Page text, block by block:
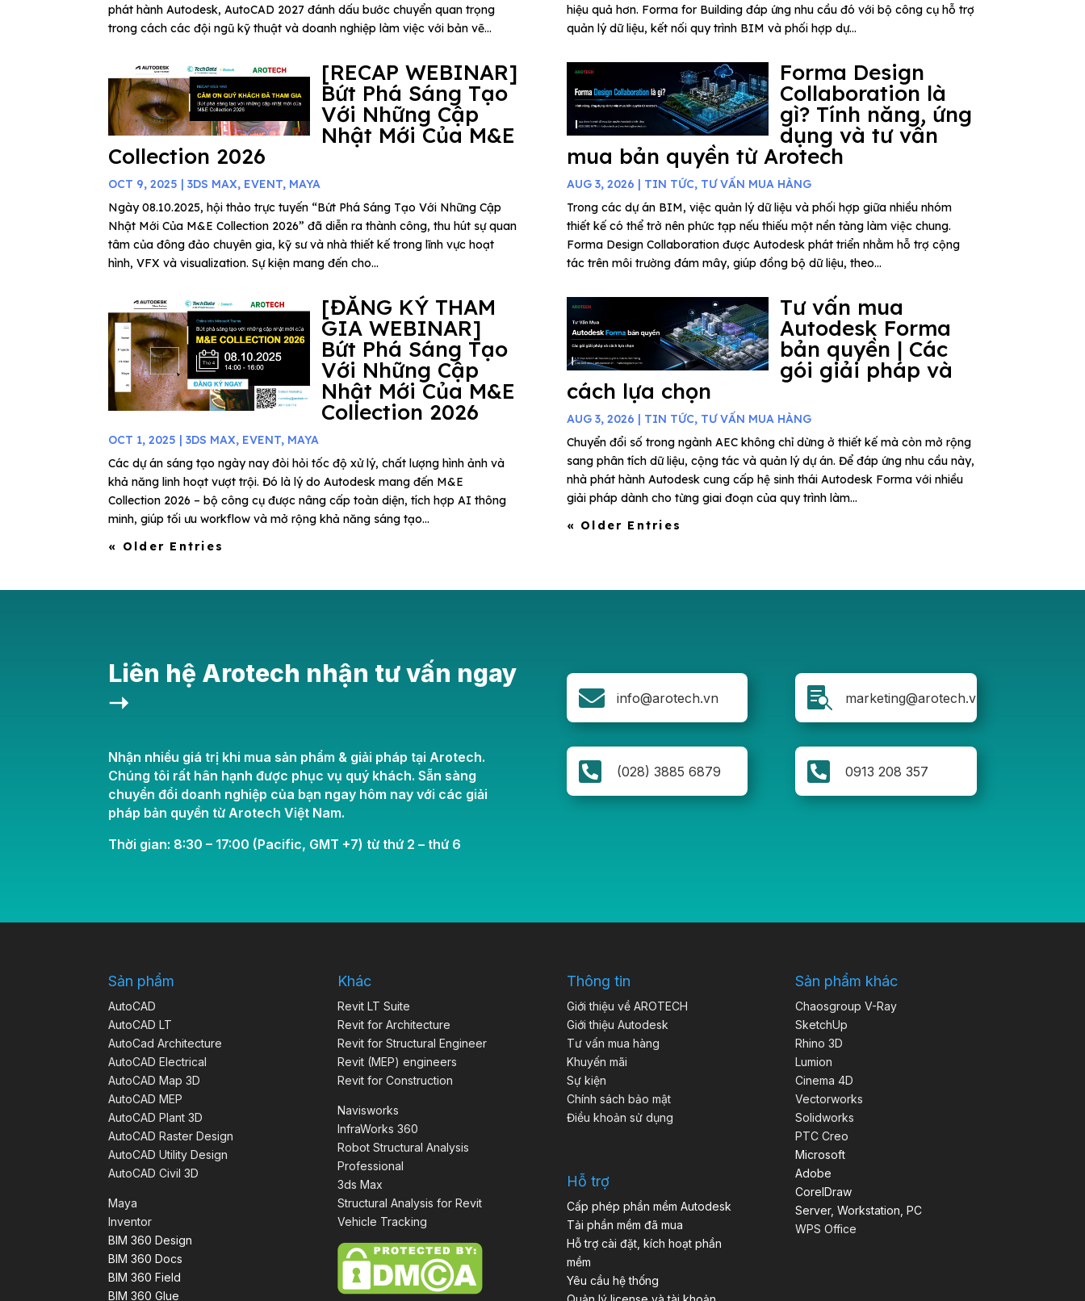
phát hành Autodesk, AutoCAD 2027 đánh dấu bước chuyển quan trọng
trong cách các đội ngũ kỹ thuật và doanh nghiệp làm việc với bản vẽ...
[RECAP WEBINAR]
Bứt Phá Sáng Tạo
Với Những Cập
Nhật Mới Của M&E
Collection 2026
OCT 9, 2025 |3DS MAX, EVENT, MAYA
Ngày 08.10.2025, hội thảo trực tuyến “Bứt Phá Sáng Tạo Với Những Cập
Nhật Mới Của M&E Collection 2026” đã diễn ra thành công, thu hút sự quan
tâm của đông đảo chuyên gia, kỹ sư và nhà thiết kế trong lĩnh vực hoạt
hình, VFX và visualization. Sự kiện mang đến cho...
[ĐĂNG KÝ THAM
GIA WEBINAR]
Bứt Phá Sáng Tạo
Với Những Cập
Nhật Mới Của M&E
Collection 2026
OCT 1, 2025 |3DS MAX, EVENT, MAYA
Các dự án sáng tạo ngày nay đòi hỏi tốc độ xử lý, chất lượng hình ảnh và
khả năng linh hoạt vượt trội. Đó là lý do Autodesk mang đến M&E
Collection 2026 – bộ công cụ được nâng cấp toàn diện, tích hợp AI thông
minh, giúp tối ưu workflow và mở rộng khả năng sáng tạo...
« Older Entries
hiệu quả hơn. Forma for Building đáp ứng nhu cầu đó với bộ công cụ hỗ trợ
quản lý dữ liệu, kết nối quy trình BIM và phối hợp dự...
Forma Design
Collaboration là
gì? Tính năng, ứng
dụng và tư vấn
mua bản quyền từ Arotech
AUG 3, 2026 | TIN TỨC, TƯ VẤN MUA HÀNG
Trong các dự án BIM, việc quản lý dữ liệu và phối hợp giữa nhiều nhóm
thiết kế có thể trở nên phức tạp nếu thiếu một nền tảng làm việc chung.
Forma Design Collaboration được Autodesk phát triển nhằm hỗ trợ cộng
tác trên môi trường đám mây, giúp đồng bộ dữ liệu, theo...
Tư vấn mua
Autodesk Forma
bản quyền | Các
gói giải pháp và
cách lựa chọn
AUG 3, 2026 | TIN TỨC, TƯ VẤN MUA HÀNG
Chuyển đổi số trong ngành AEC không chỉ dừng ở thiết kế mà còn mở rộng
sang phân tích dữ liệu, cộng tác và quản lý dự án. Để đáp ứng nhu cầu này,
nhà phát hành Autodesk cung cấp hệ sinh thái Autodesk Forma với nhiều
giải pháp dành cho từng giai đoạn của quy trình làm...
« Older Entries
Liên hệ Arotech nhận tư vấn ngay
➝
Nhận nhiều giá trị khi mua sản phẩm & giải pháp tại Arotech.
Chúng tôi rất hân hạnh được phục vụ quý khách. Sẵn sàng
chuyển đổi doanh nghiệp của bạn ngay hôm nay với các giải
pháp bản quyền từ Arotech Việt Nam.
Thời gian: 8:30 – 17:00 (Pacific, GMT +7) từ thứ 2 – thứ 6
 info@arotech.vn
 (028) 3885 6879
 marketing@arotech.vn
 0913 208 357
Sản phẩm
AutoCAD
AutoCAD LT
AutoCad Architecture
AutoCAD Electrical
AutoCAD Map 3D
AutoCAD MEP
AutoCAD Plant 3D
AutoCAD Raster Design
AutoCAD Utility Design
AutoCAD Civil 3D
Maya
Inventor
BIM 360 Design
BIM 360 Docs
BIM 360 Field
BIM 360 Glue
Khác
Revit LT Suite
Revit for Architecture
Revit for Structural Engineer
Revit (MEP) engineers
Revit for Construction
Navisworks
InfraWorks 360
Robot Structural Analysis
Professional
3ds Max
Structural Analysis for Revit
Vehicle Tracking
Thông tin
Giới thiệu về AROTECH
Giới thiệu Autodesk
Tư vấn mua hàng
Khuyến mãi
Sự kiện
Chính sách bảo mật
Điều khoản sử dụng
Hỗ trợ
Cấp phép phần mềm Autodesk
Tải phần mềm đã mua
Hỗ trợ cài đặt, kích hoạt phần
mềm
Yêu cầu hệ thống
Sản phẩm khác
Chaosgroup V-Ray
SketchUp
Rhino 3D
Lumion
Cinema 4D
Vectorworks
Solidworks
PTC Creo
Microsoft
Adobe
CorelDraw
Server, Workstation, PC
WPS Office